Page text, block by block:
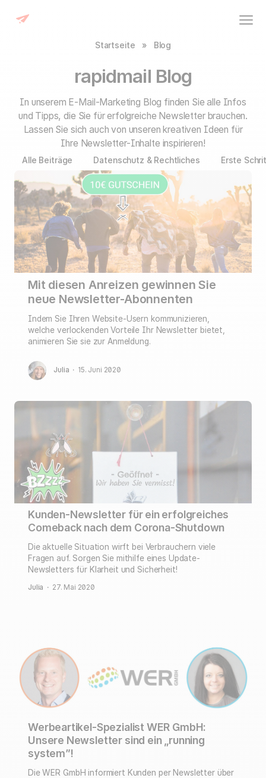
Startseite » Blog
rapidmail Blog
In unserem E-Mail-Marketing Blog finden Sie alle Infos
und Tipps, die Sie für erfolgreiche Newsletter brauchen.
Lassen Sie sich auch von unseren kreativen Ideen für
Ihre Newsletter-Inhalte inspirieren!
Alle Beiträge Datenschutz & Rechtliches Erste
Mit diesen Anreizen gewinnen Sie
neue Newsletter-Abonnenten
Indem Sie Ihren Website-Usern kommunizieren,
welche verlockenden Vorteile Ihr Newsletter bietet,
animieren Sie sie zur Anmeldung.
Julia · 15. Juni 2020
Kunden-Newsletter für ein erfolgreiches
Comeback nach dem Corona-Shutdown
Die aktuelle Situation wirft bei Verbrauchern viele
Fragen auf. Sorgen Sie mithilfe eines Update-
Newsletters für Klarheit und Sicherheit!
Julia · 27. Mai 2020
Werbeartikel-Spezialist WER GmbH:
Unsere Newsletter sind ein „running
system”!
Die WER GmbH informiert Kunden per Newsletter über